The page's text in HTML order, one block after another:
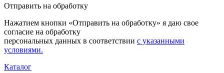
Отправить на обработку
Нажатием кнопки «Отправить на обработку» я даю свое
согласие на обработку
персональных данных в соответствии с указанными
условиями.
Каталог